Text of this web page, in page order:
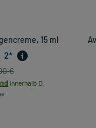
15 ml
5.0
2*
€
innerhalb D.